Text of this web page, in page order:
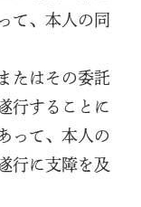
て、本人の同
たはその委託
行することに
って、本人の
行に支障を及